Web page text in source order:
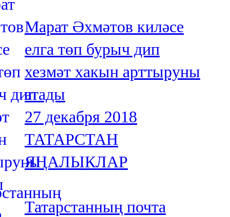
Марат Әхмәтов киләсе
елга төп бурыч дип
хезмәт хакын арттыруны
атады
27 декабря 2018
ТАТАРСТАН
ЯҢАЛЫКЛАР
Татарстанның почта